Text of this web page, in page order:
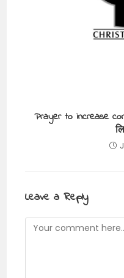
Prayer to increase
Leave a Reply
Comment